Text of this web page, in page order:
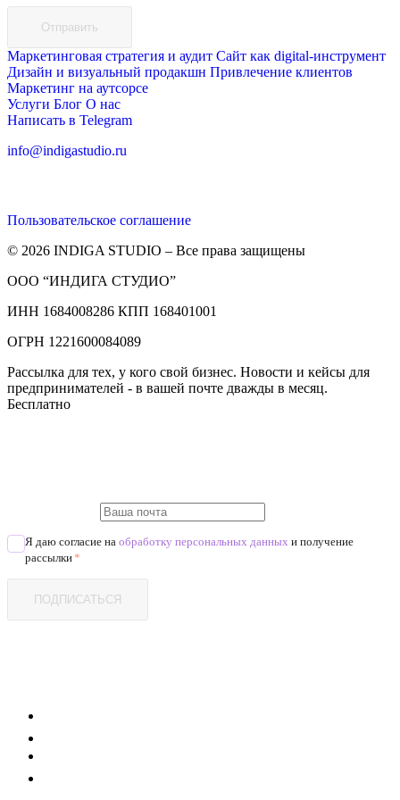
Отправить
Маркетинговая стратегия и аудит Сайт как digital-инструмент
Дизайн и визуальный продакшн Привлечение клиентов
Маркетинг на аутсорсе
Услуги Блог О нас
Написать в Telegram
info@indigastudio.ru
Пользовательское соглашение
© 2026 INDIGA STUDIO – Все права защищены
ООО “ИНДИГА СТУДИО”
ИНН 1684008286 КПП 168401001
ОГРН 1221600084089
Рассылка для тех, у кого свой бизнес. Новости и кейсы для
предпринимателей - в вашей почте дважды в месяц.
Бесплатно
Я даю согласие на обработку персональных данных и получение
рассылки*
ПОДПИСАТЬСЯ